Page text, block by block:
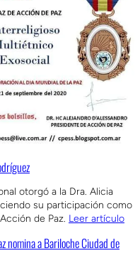
otorgó a la Dra. Alicia
su participación como
de Paz. Leer artículo
nomina a Bariloche Ciudad de